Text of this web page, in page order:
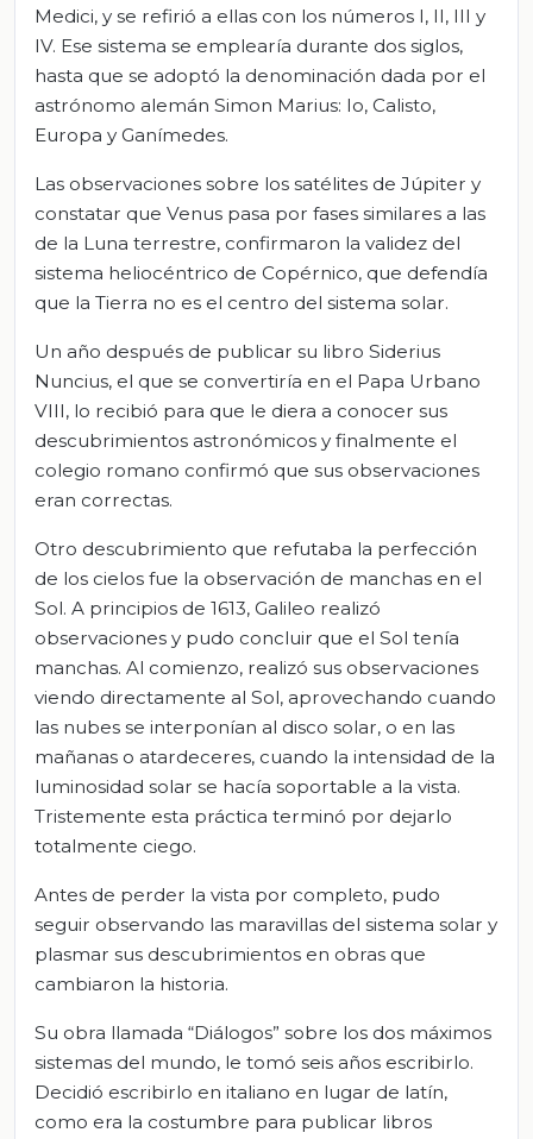
Medici, y se refirió a ellas con los números I, II, III y
IV. Ese sistema se emplearía durante dos siglos,
hasta que se adoptó la denominación dada por el
astrónomo alemán Simon Marius: Io, Calisto,
Europa y Ganímedes.
Las observaciones sobre los satélites de Júpiter y
constatar que Venus pasa por fases similares a las
de la Luna terrestre, confirmaron la validez del
sistema heliocéntrico de Copérnico, que defendía
que la Tierra no es el centro del sistema solar.
Un año después de publicar su libro Siderius
Nuncius, el que se convertiría en el Papa Urbano
VIII, lo recibió para que le diera a conocer sus
descubrimientos astronómicos y finalmente el
colegio romano confirmó que sus observaciones
eran correctas.
Otro descubrimiento que refutaba la perfección
de los cielos fue la observación de manchas en el
Sol. A principios de 1613, Galileo realizó
observaciones y pudo concluir que el Sol tenía
manchas. Al comienzo, realizó sus observaciones
viendo directamente al Sol, aprovechando cuando
las nubes se interponían al disco solar, o en las
mañanas o atardeceres, cuando la intensidad de la
luminosidad solar se hacía soportable a la vista.
Tristemente esta práctica terminó por dejarlo
totalmente ciego.
Antes de perder la vista por completo, pudo
seguir observando las maravillas del sistema solar y
plasmar sus descubrimientos en obras que
cambiaron la historia.
Su obra llamada “Diálogos” sobre los dos máximos
sistemas del mundo, le tomó seis años escribirlo.
Decidió escribirlo en italiano en lugar de latín,
como era la costumbre para publicar libros